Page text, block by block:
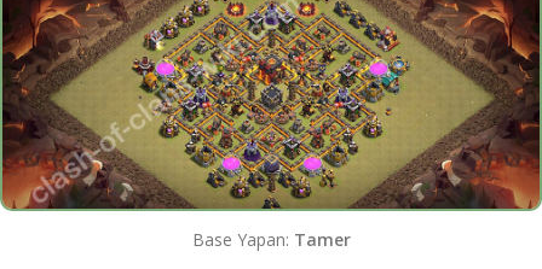
Base Yapan: Tamer